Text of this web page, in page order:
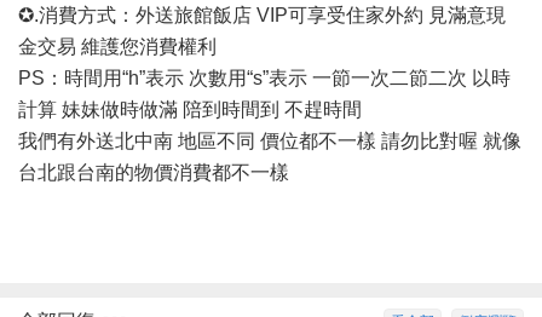
✪.消費方式：外送旅館飯店 VIP可享受住家外約 見滿意現
金交易 維護您消費權利
PS：時間用“h”表示 次數用“s”表示 一節一次二節二次 以時
計算 妹妹做時做滿 陪到時間到 不趕時間
我們有外送北中南 地區不同 價位都不一樣 請勿比對喔 就像
台北跟台南的物價消費都不一樣